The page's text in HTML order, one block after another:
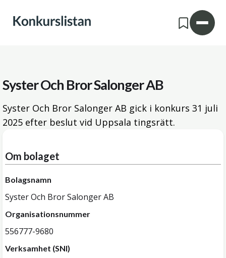
Syster Och Bror Salonger AB
Syster Och Bror Salonger AB gick i konkurs 31 juli
2025 efter beslut vid Uppsala tingsrätt.
Om bolaget
Bolagsnamn
Syster Och Bror Salonger AB
Organisationsnummer
556777-9680
Verksamhet (SNI)